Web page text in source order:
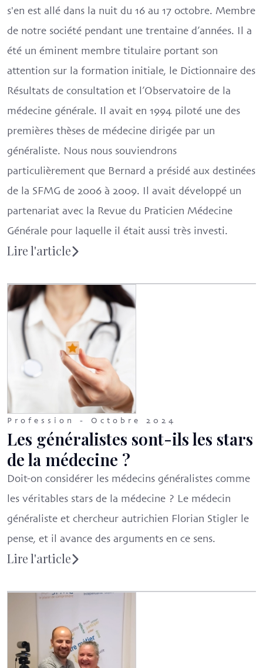
s'en est allé dans la nuit du 16 au 17 octobre. Membre
de notre société pendant une trentaine d’années. Il a
été un éminent membre titulaire portant son
attention sur la formation initiale, le Dictionnaire des
Résultats de consultation et l’Observatoire de la
médecine générale. Il avait en 1994 piloté une des
premières thèses de médecine dirigée par un
généraliste. Nous nous souviendrons
particulièrement que Bernard a présidé aux destinées
de la SFMG de 2006 à 2009. Il avait développé un
partenariat avec la Revue du Praticien Médecine
Générale pour laquelle il était aussi très investi.
Lire l'article
Profession - Octobre 2024
Les généralistes sont-ils les stars
de la médecine ?
Doit-on considérer les médecins généralistes comme
les véritables stars de la médecine ? Le médecin
généraliste et chercheur autrichien Florian Stigler le
pense, et il avance des arguments en ce sens.
Lire l'article